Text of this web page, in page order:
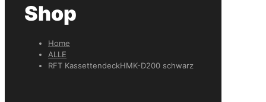
Shop
Home
ALLE
RFT KassettendeckHMK-D200 schwarz